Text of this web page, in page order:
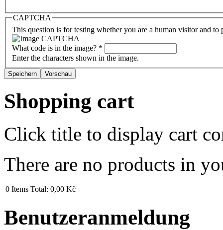
CAPTCHA
This question is for testing whether you are a human visitor and to
What code is in the image? *
Enter the characters shown in the image.
Shopping cart
Click title to display cart
There are no products in
0 Items Total: 0,00 Kč
Benutzeranmeldung